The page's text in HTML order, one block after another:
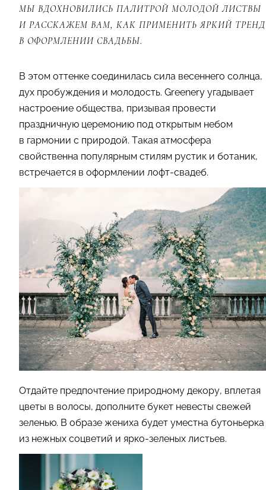
МЫ ВДОХНОВИЛИСЬ ПАЛИТРОЙ МОЛОДОЙ ЛИСТВЫ
И РАССКАЖЕМ ВАМ, КАК ПРИМЕНИТЬ ЯРКИЙ ТРЕНД
В ОФОРМЛЕНИИ СВАДЬБЫ.
В этом оттенке соединилась сила весеннего солнца,
дух пробуждения и молодость. Greenery угадывает
настроение общества, призывая провести
праздничную церемонию под открытым небом
в гармонии с природой. Такая атмосфера
свойственна популярным стилям рустик и ботаник,
встречается в оформлении лофт-свадеб.
Отдайте предпочтение природному декору, вплетая
цветы в волосы, дополните букет невесты свежей
зеленью. В образе жениха будет уместна бутоньерка
из нежных соцветий и ярко-зеленых листьев.